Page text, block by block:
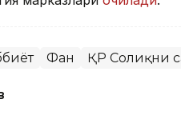
Фан ҚР Соғлиқни